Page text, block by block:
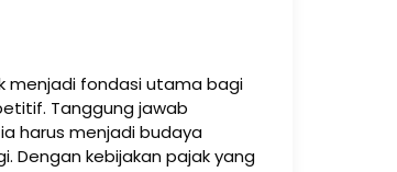
menjadi fondasi utama bagi
Tanggung jawab
harus menjadi budaya
Dengan kebijakan pajak yang